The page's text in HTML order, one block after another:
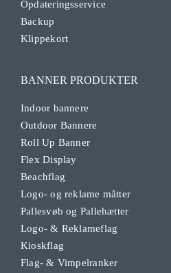
Opdateringsservice
Backup
Klippekort
BANNER PRODUKTER
Indoor bannere
Outdoor Bannere
Roll Up Banner
Flex Display
Beachflag
Logo- og reklame måtter
Pallesvøb og Pallehætter
Logo- & Reklameflag
Kioskflag
Flag- & Vimpelranker